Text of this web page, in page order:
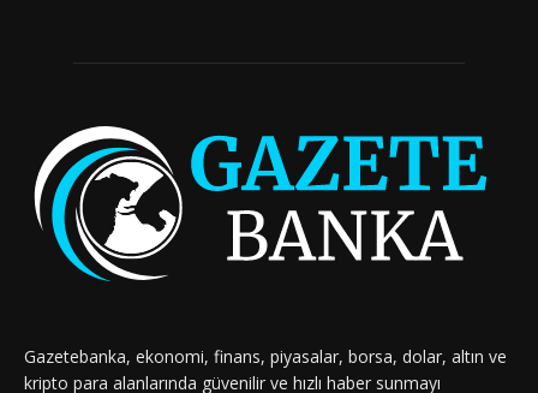
Gazetebanka, ekonomi, finans, piyasalar, borsa, dolar, altın ve
kripto para alanlarında güvenilir ve hızlı haber sunmayı